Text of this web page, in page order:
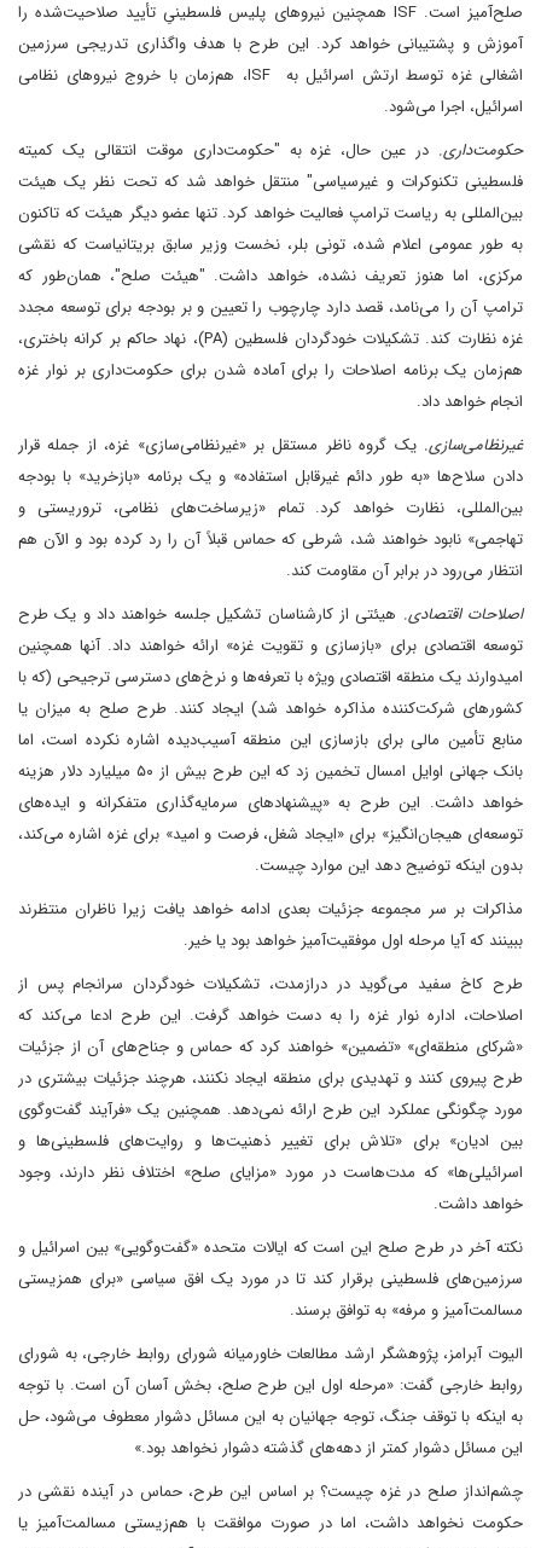
صلح‌آمیز است. ISF همچنین نیروهای پلیس فلسطینیِ تأیید صلاحیت‌شده را
آموزش و پشتیبانی خواهد کرد. این طرح با هدف واگذاری تدریجی سرزمین
اشغالی غزه توسط ارتش اسرائیل به ISF، هم‌زمان با خروج نیروهای نظامی
اسرائیل، اجرا می‌شود.
حکومت‌داری. در عین حال، غزه به "حکومت‌داری موقت انتقالی یک کمیته
فلسطینی تکنوکرات و غیرسیاسی" منتقل خواهد شد که تحت نظر یک هیئت
بین‌المللی به ریاست ترامپ فعالیت خواهد کرد. تنها عضو دیگر هیئت که تاکنون
به طور عمومی اعلام شده، تونی بلر، نخست وزیر سابق بریتانیاست که نقشی
مرکزی، اما هنوز تعریف نشده، خواهد داشت. "هیئت صلح"، همان‌طور که
ترامپ آن را می‌نامد، قصد دارد چارچوب را تعیین و بر بودجه برای توسعه مجدد
غزه نظارت کند. تشکیلات خودگردان فلسطین (PA)، نهاد حاکم بر کرانه باختری،
هم‌زمان یک برنامه اصلاحات را برای آماده شدن برای حکومت‌داری بر نوار غزه
انجام خواهد داد.
غیرنظامی‌سازی. یک گروه ناظر مستقل بر «غیرنظامی‌سازی» غزه، از جمله قرار
دادن سلاح‌ها «به طور دائم غیرقابل استفاده» و یک برنامه «بازخرید» با بودجه
بین‌المللی، نظارت خواهد کرد. تمام «زیرساخت‌های نظامی، تروریستی و
تهاجمی» نابود خواهند شد، شرطی که حماس قبلاً آن را رد کرده بود و الآن هم
انتظار می‌رود در برابر آن مقاومت کند.
اصلاحات اقتصادی. هیئتی از کارشناسان تشکیل جلسه خواهند داد و یک طرح
توسعه اقتصادی برای «بازسازی و تقویت غزه» ارائه خواهند داد. آنها همچنین
امیدوارند یک منطقه اقتصادی ویژه با تعرفه‌ها و نرخ‌های دسترسی ترجیحی (که با
کشورهای شرکت‌کننده مذاکره خواهد شد) ایجاد کنند. طرح صلح به میزان یا
منابع تأمین مالی برای بازسازی این منطقه آسیب‌دیده اشاره نکرده است، اما
بانک جهانی اوایل امسال تخمین زد که این طرح بیش از ۵۰ میلیارد دلار هزینه
خواهد داشت. این طرح به «پیشنهادهای سرمایه‌گذاری متفکرانه و ایده‌های
توسعه‌ای هیجان‌انگیز» برای «ایجاد شغل، فرصت و امید» برای غزه اشاره می‌کند،
بدون اینکه توضیح دهد این موارد چیست.
مذاکرات بر سر مجموعه جزئیات بعدی ادامه خواهد یافت زیرا ناظران منتظرند
ببینند که آیا مرحله اول موفقیت‌آمیز خواهد بود یا خیر.
طرح کاخ سفید می‌گوید در درازمدت، تشکیلات خودگردان سرانجام پس از
اصلاحات، اداره نوار غزه را به دست خواهد گرفت. این طرح ادعا می‌کند که
«شرکای منطقه‌ای» «تضمین» خواهند کرد که حماس و جناح‌های آن از جزئیات
طرح پیروی کنند و تهدیدی برای منطقه ایجاد نکنند، هرچند جزئیات بیشتری در
مورد چگونگی عملکرد این طرح ارائه نمی‌دهد. همچنین یک «فرآیند گفت‌وگوی
بین ادیان» برای «تلاش برای تغییر ذهنیت‌ها و روایت‌های فلسطینی‌ها و
اسرائیلی‌ها» که مدت‌هاست در مورد «مزایای صلح» اختلاف نظر دارند، وجود
خواهد داشت.
نکته آخر در طرح صلح این است که ایالات متحده «گفت‌وگویی» بین اسرائیل و
سرزمین‌های فلسطینی برقرار کند تا در مورد یک افق سیاسی «برای همزیستی
مسالمت‌آمیز و مرفه» به توافق برسند.
الیوت آبرامز، پژوهشگر ارشد مطالعات خاورمیانه شورای روابط خارجی، به شورای
روابط خارجی گفت: «مرحله اول این طرح صلح، بخش آسان آن است. با توجه
به اینکه با توقف جنگ، توجه جهانیان به این مسائل دشوار معطوف می‌شود، حل
این مسائل دشوار کمتر از دهه‌های گذشته دشوار نخواهد بود.»
چشم‌انداز صلح در غزه چیست؟ بر اساس این طرح، حماس در آینده نقشی در
حکومت نخواهد داشت، اما در صورت موافقت با هم‌زیستی مسالمت‌آمیز یا